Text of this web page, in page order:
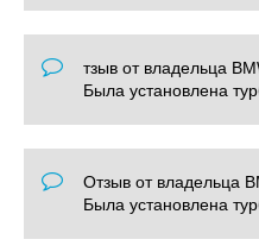
тзыв от владельца
Была установлена
Отзыв от владельца
Была установлена